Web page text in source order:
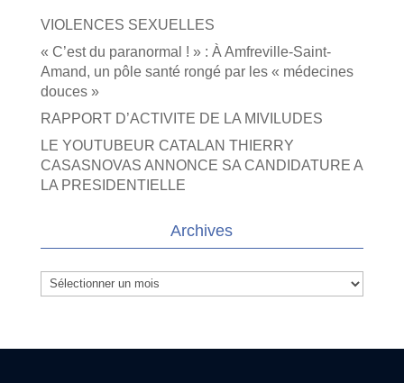
VIOLENCES SEXUELLES
« C’est du paranormal ! » : À Amfreville-Saint-
Amand, un pôle santé rongé par les « médecines
douces »
RAPPORT D’ACTIVITE DE LA MIVILUDES
LE YOUTUBEUR CATALAN THIERRY
CASASNOVAS ANNONCE SA CANDIDATURE A
LA PRESIDENTIELLE
Archives
Archives